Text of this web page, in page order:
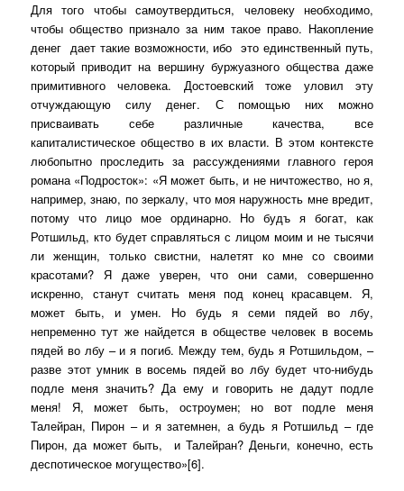
Для того чтобы самоутвердиться, человеку необходимо,
чтобы общество признало за ним такое право. Накопление
денег дает такие возможности, ибо это единственный путь,
который приводит на вершину буржуазного общества даже
примитивного человека. Достоевский тоже уловил эту
отчуждающую силу денег. С помощью них можно
присваивать себе различные качества, все
капиталистическое общество в их власти. В этом контексте
любопытно проследить за рассуждениями главного героя
романа «Подросток»: «Я может быть, и не ничтожество, но я,
например, знаю, по зеркалу, что моя наружность мне вредит,
потому что лицо мое ординарно. Но будъ я богат, как
Ротшильд, кто будет справляться с лицом моим и не тысячи
ли женщин, только свистни, налетят ко мне со своими
красотами? Я даже уверен, что они сами, совершенно
искренно, станут считать меня под конец красавцем. Я,
может быть, и умен. Но будь я семи пядей во лбу,
непременно тут же найдется в обществе человек в восемь
пядей во лбу – и я погиб. Между тем, будь я Ротшильдом, –
разве этот умник в восемь пядей во лбу будет что-нибудь
подле меня значить? Да ему и говорить не дадут подле
меня! Я, может быть, остроумен; но вот подле меня
Талейран, Пирон – и я затемнен, а будь я Ротшильд – где
Пирон, да может быть,
и Талейран? Деньги, конечно, есть
деспотическое могущество»[6].